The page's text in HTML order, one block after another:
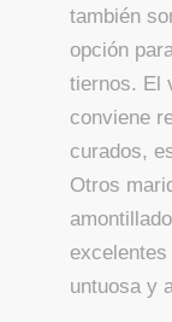
también
opción
tiernos. El
conviene
curados,
Otros
untuosa y